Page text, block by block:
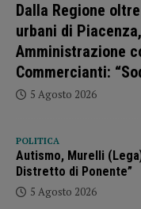
Dalla Regione
urbani di
Amministrazione
Commercianti:
5 Agosto 2026
POLITICA
Autismo, Murelli
Distretto di Ponente”
5 Agosto 2026